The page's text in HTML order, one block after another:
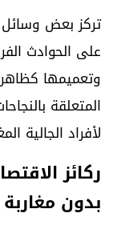
تركز بعض وسائل
على الحوادث
وتعميمها
المتعلقة
لأفراد الجالية
ركائز
بدون مغاربة